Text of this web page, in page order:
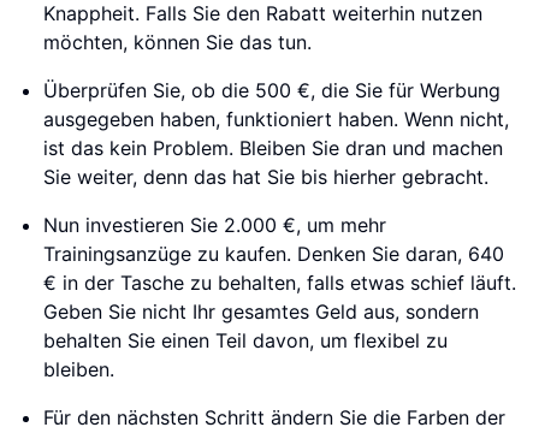
Knappheit. Falls Sie den Rabatt weiterhin nutzen
möchten, können Sie das tun.
Überprüfen Sie, ob die 500 €, die Sie für Werbung
ausgegeben haben, funktioniert haben. Wenn nicht,
ist das kein Problem. Bleiben Sie dran und machen
Sie weiter, denn das hat Sie bis hierher gebracht.
Nun investieren Sie 2.000 €, um mehr
Trainingsanzüge zu kaufen. Denken Sie daran, 640
€ in der Tasche zu behalten, falls etwas schief läuft.
Geben Sie nicht Ihr gesamtes Geld aus, sondern
behalten Sie einen Teil davon, um flexibel zu
bleiben.
Für den nächsten Schritt ändern Sie die Farben der